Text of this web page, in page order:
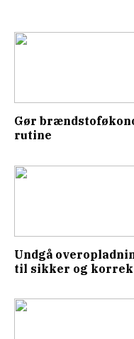
Gør
rutine
Undgå
til sikker og